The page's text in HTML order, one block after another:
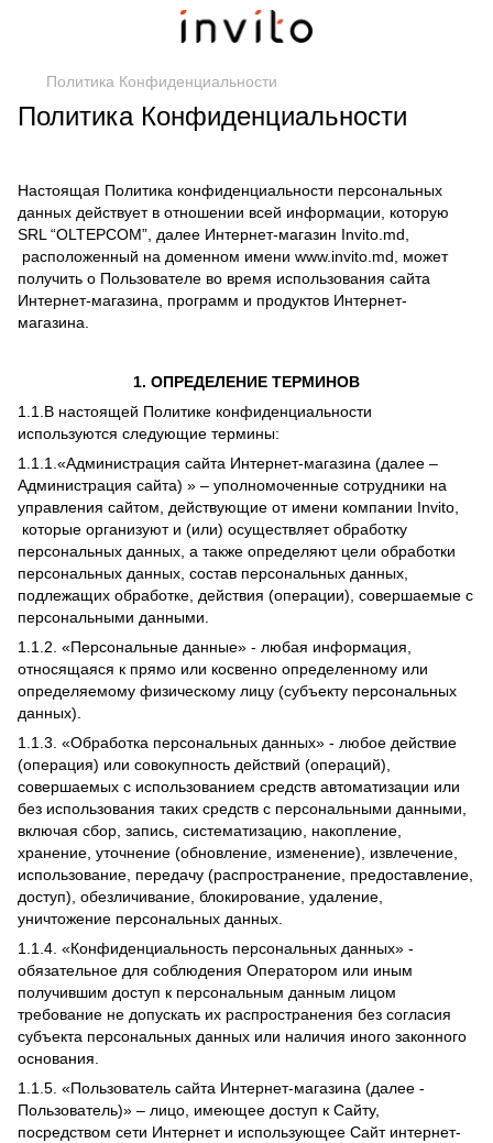
Политика Конфиденциальности
Политика Конфиденциальности
Настоящая Политика конфиденциальности персональных
данных действует в отношении всей информации, которую
SRL “OLTEPCOM”, далее Интернет-магазин Invito.md,
расположенный на доменном имени www.invito.md, может
получить о Пользователе во время использования сайта
Интернет-магазина, программ и продуктов Интернет-
магазина.
1. ОПРЕДЕЛЕНИЕ ТЕРМИНОВ
1.1.В настоящей Политике конфиденциальности
используются следующие термины:
1.1.1.«Администрация сайта Интернет-магазина (далее –
Администрация сайта) » – уполномоченные сотрудники на
управления сайтом, действующие от имени компании Invito,
которые организуют и (или) осуществляет обработку
персональных данных, а также определяют цели обработки
персональных данных, состав персональных данных,
подлежащих обработке, действия (операции), совершаемые с
персональными данными.
1.1.2. «Персональные данные» - любая информация,
относящаяся к прямо или косвенно определенному или
определяемому физическому лицу (субъекту персональных
данных).
1.1.3. «Обработка персональных данных» - любое действие
(операция) или совокупность действий (операций),
совершаемых с использованием средств автоматизации или
без использования таких средств с персональными данными,
включая сбор, запись, систематизацию, накопление,
хранение, уточнение (обновление, изменение), извлечение,
использование, передачу (распространение, предоставление,
доступ), обезличивание, блокирование, удаление,
уничтожение персональных данных.
1.1.4. «Конфиденциальность персональных данных» -
обязательное для соблюдения Оператором или иным
получившим доступ к персональным данным лицом
требование не допускать их распространения без согласия
субъекта персональных данных или наличия иного законного
основания.
1.1.5. «Пользователь сайта Интернет-магазина (далее ‑
Пользователь)» – лицо, имеющее доступ к Сайту,
посредством сети Интернет и использующее Сайт интернет-